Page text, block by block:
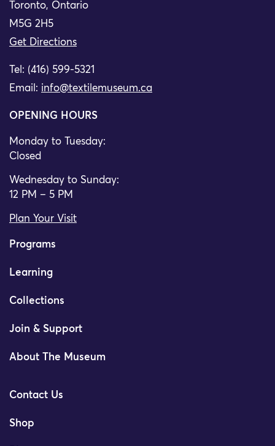
Toronto, Ontario
M5G 2H5
Get Directions
Tel: (416) 599-5321
Email: info@textilemuseum.ca
OPENING HOURS
Monday to Tuesday:
Closed
Wednesday to Sunday:
12 PM – 5 PM
Plan Your Visit
Programs
Learning
Collections
Join & Support
About The Museum
Contact Us
Shop